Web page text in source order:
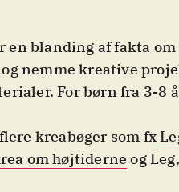
en blanding af fakta
nemme kreative
For børn fra 3-8
kreabøger som fx
om højtiderneog